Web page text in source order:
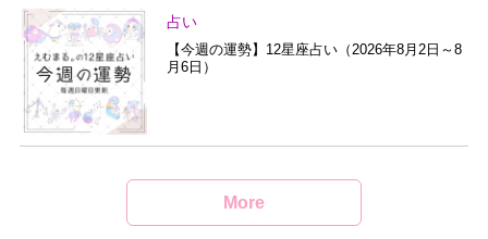
占い
【今週の運勢】12星座占い（2026年8月2日～8
月6日）
More